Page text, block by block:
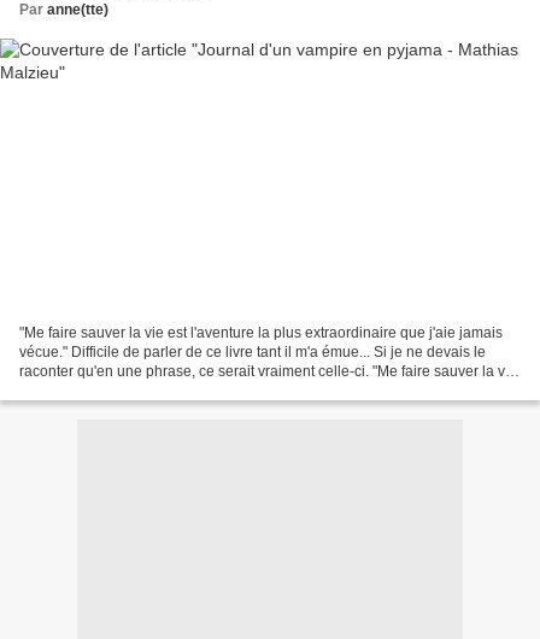
Par anne(tte)
"Me faire sauver la vie est l'aventure la plus extraordinaire que j'aie jamais
vécue." Difficile de parler de ce livre tant il m'a émue... Si je ne devais le
raconter qu'en une phrase, ce serait vraiment celle-ci. "Me faire sauver la vie